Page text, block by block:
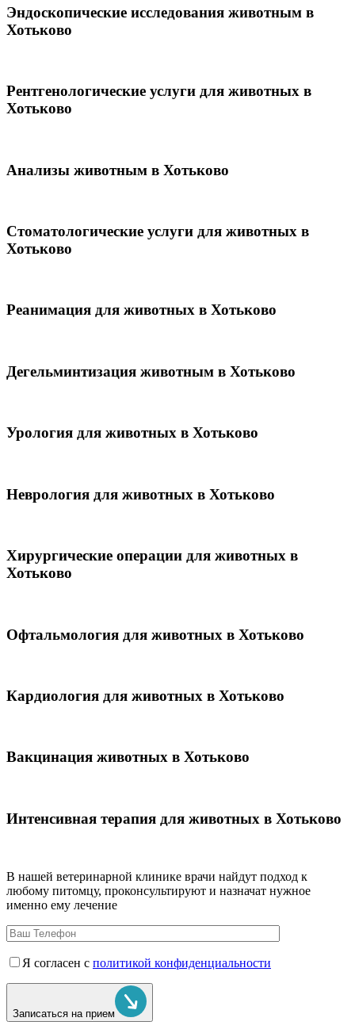
Эндоскопические исследования животным в
Хотьково
Рентгенологические услуги для животных в
Хотьково
Анализы животным в Хотьково
Стоматологические услуги для животных в
Хотьково
Реанимация для животных в Хотьково
Дегельминтизация животным в Хотьково
Урология для животных в Хотьково
Неврология для животных в Хотьково
Хирургические операции для животных в
Хотьково
Офтальмология для животных в Хотьково
Кардиология для животных в Хотьково
Вакцинация животных в Хотьково
Интенсивная терапия для животных в Хотьково
В нашей ветеринарной клинике врачи найдут подход к
любому питомцу, проконсультируют и назначат нужное
именно ему лечение
Я согласен с политикой конфиденциальности
Записаться на прием